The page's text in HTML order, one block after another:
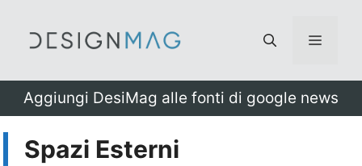
Menu
Aggiungi DesiMag alle fonti di google news
Spazi Esterni